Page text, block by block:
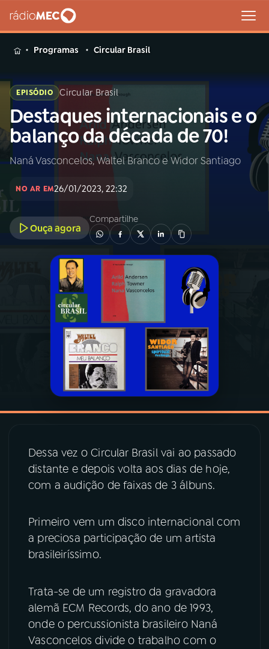
MENU
Buscar
na
Rádio
MEC
Buscar
01INÍCIO
A RÁDIO
PROGRAMAÇÃO
PROGRAMAS
PODCASTS
07ÚLTIMAS
ACOMPANHE A RÁDIO MEC
Instagram X
TikTok
Programas Circular Brasil
EPISÓDIO Circular Brasil
Destaques internacionais e o
balanço da década de 70!
Naná Vasconcelos, Waltel Branco e Widor Santiago
NO AR EM26/01/2023, 22:32
Ouça agora
Compartilhe
Dessa vez o Circular Brasil vai ao passado
distante e depois volta aos dias de hoje,
com a audição de faixas de 3 álbuns.
Primeiro vem um disco internacional com
a preciosa participação de um artista
brasileiríssimo.
Trata-se de um registro da gravadora
alemã ECM Records, do ano de 1993,
onde o percussionista brasileiro Naná
Vasconcelos divide o trabalho com o